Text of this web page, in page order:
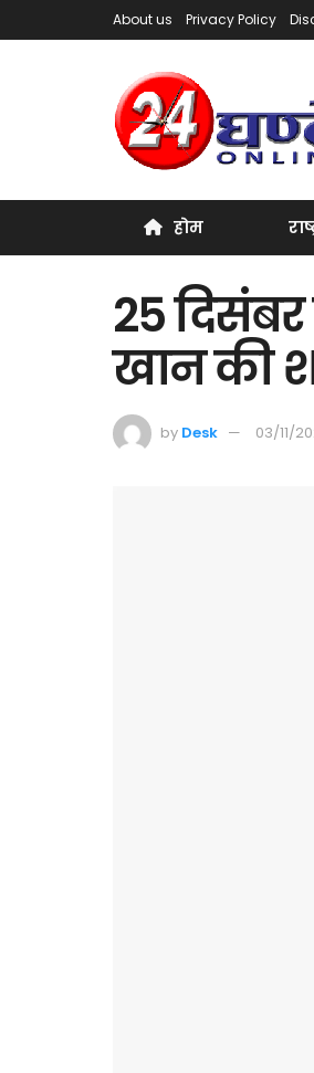
About us Privacy Policy
होम
25
खान की
by Desk 03/11/